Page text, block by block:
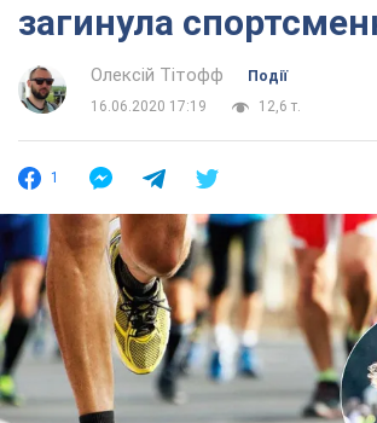
загинула
Олексій Тітофф
Події
16.06.2020 17:19
12,6 т.
1